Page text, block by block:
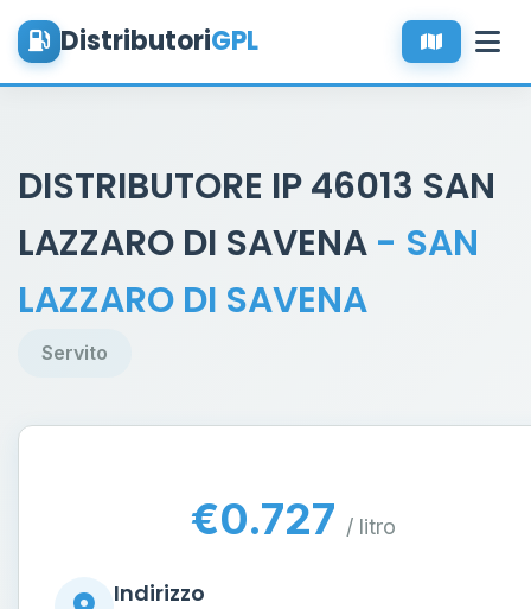
DistributoriGPL
DISTRIBUTORE IP 46013 SAN
LAZZARO DI SAVENA - SAN
LAZZARO DI SAVENA
Servito
€0.727 / litro
Indirizzo